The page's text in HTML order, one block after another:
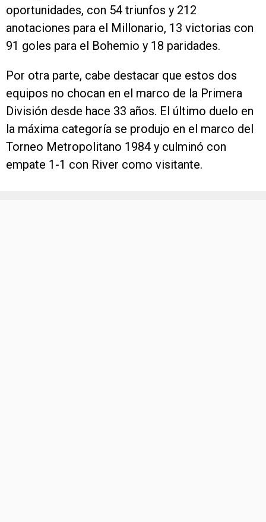
oportunidades, con 54 triunfos y 212
anotaciones para el Millonario, 13 victorias con
91 goles para el Bohemio y 18 paridades.
Por otra parte, cabe destacar que estos dos
equipos no chocan en el marco de la Primera
División desde hace 33 años. El último duelo en
la máxima categoría se produjo en el marco del
Torneo Metropolitano 1984 y culminó con
empate 1-1 con River como visitante.